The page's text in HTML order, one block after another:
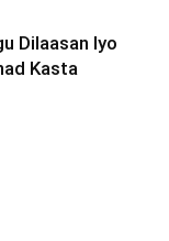
Dilaasan Iyo
Kasta